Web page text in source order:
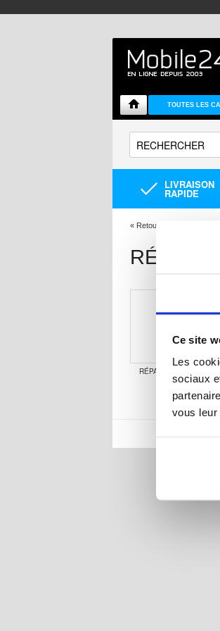
Ce site
Les
sociaux
vous
TOUTES LES
LIVRAISON
RAPIDE
« Retour
RÉPARATION XIAOMI